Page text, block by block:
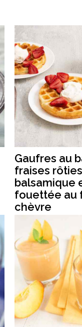
Gaufres au
fraises
balsamique
fouettée au
chèvre